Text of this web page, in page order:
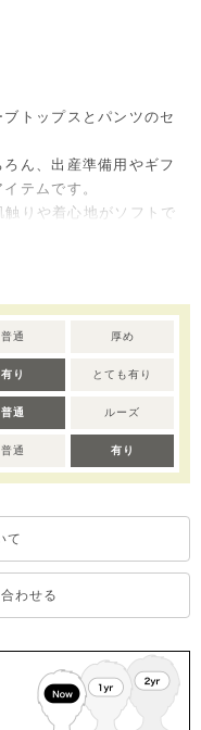
トップスとパンツのセ
ん、出産準備用やギフ
テムです。
りや着心地がソフトで
サイズ：ボタン無し。
乾燥機のご使用はお控
の色味と異なって見える
普通 厚め
有り とても有り
普通 ルーズ
普通 有り
て
わせる